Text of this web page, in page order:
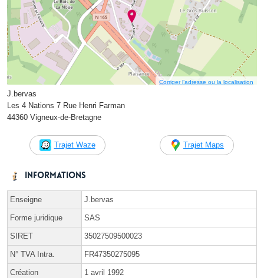
Corriger l’adresse ou la localisation
J.bervas
Les 4 Nations 7 Rue Henri Farman
44360 Vigneux-de-Bretagne
Trajet Waze Trajet Maps
Informations
Enseigne J.bervas
Forme juridique SAS
SIRET 35027509500023
N° TVA Intra. FR47350275095
Création 1 avril 1992